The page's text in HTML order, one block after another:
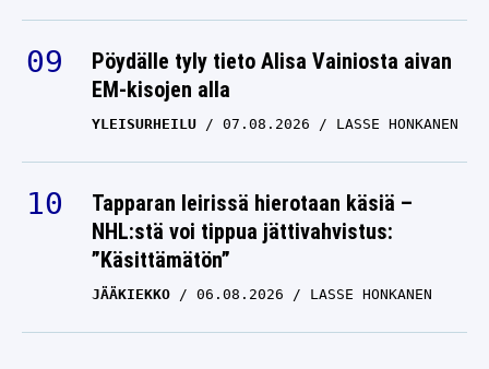
Pöydälle tyly tieto Alisa Vainiosta aivan
EM-kisojen alla
YLEISURHEILU 07.08.2026 LASSE HONKANEN
Tapparan leirissä hierotaan käsiä –
NHL:stä voi tippua jättivahvistus:
”Käsittämätön”
JÄÄKIEKKO 06.08.2026 LASSE HONKANEN